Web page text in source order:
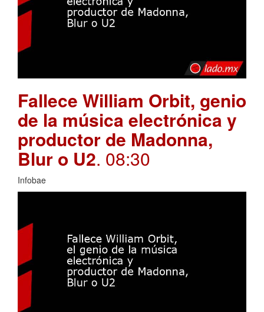
Fallece William Orbit, genio
de la música electrónica y
productor de Madonna,
Blur o U2. 08:30
Infobae